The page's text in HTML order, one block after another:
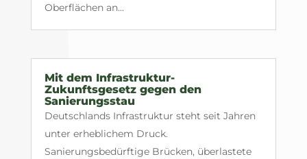
Oberflächen an...
Mit dem Infrastruktur-
Zukunftsgesetz gegen den
Sanierungsstau
Deutschlands Infrastruktur steht seit Jahren
unter erheblichem Druck.
Sanierungsbedürftige Brücken, überlastete